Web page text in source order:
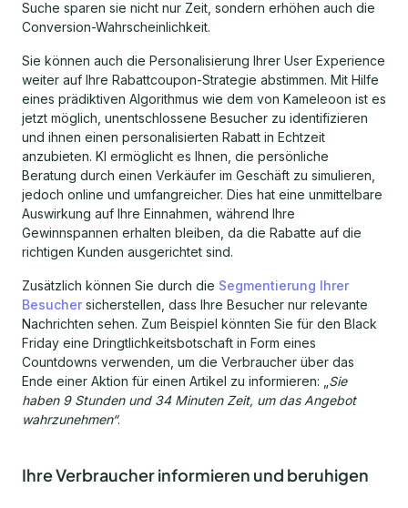
Suche sparen sie nicht nur Zeit, sondern erhöhen auch die
Conversion-Wahrscheinlichkeit.
Sie können auch die Personalisierung Ihrer User Experience
weiter auf Ihre Rabattcoupon-Strategie abstimmen. Mit Hilfe
eines prädiktiven Algorithmus wie dem von Kameleoon ist es
jetzt möglich, unentschlossene Besucher zu identifizieren
und ihnen einen personalisierten Rabatt in Echtzeit
anzubieten. KI ermöglicht es Ihnen, die persönliche
Beratung durch einen Verkäufer im Geschäft zu simulieren,
jedoch online und umfangreicher. Dies hat eine unmittelbare
Auswirkung auf Ihre Einnahmen, während Ihre
Gewinnspannen erhalten bleiben, da die Rabatte auf die
richtigen Kunden ausgerichtet sind.
Zusätzlich können Sie durch die Segmentierung Ihrer
Besucher sicherstellen, dass Ihre Besucher nur relevante
Nachrichten sehen. Zum Beispiel könnten Sie für den Black
Friday eine Dringtlichkeitsbotschaft in Form eines
Countdowns verwenden, um die Verbraucher über das
Ende einer Aktion für einen Artikel zu informieren: „ Sie
haben 9 Stunden und 34 Minuten Zeit, um das Angebot
wahrzunehmen“.
Ihre Verbraucher informieren und beruhigen